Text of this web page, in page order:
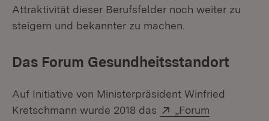
Attraktivität dieser Berufsfelder noch weiter zu
steigern und bekannter zu machen.
Das Forum Gesundheitsstandort
Auf Initiative von Ministerpräsident Winfried
Kretschmann wurde 2018 das
Extern:
„Forum